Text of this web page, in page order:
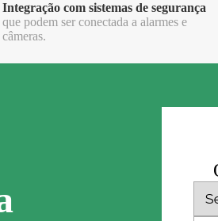
Integração com sistemas de segurança
que podem ser conectada a alarmes e
câmeras.